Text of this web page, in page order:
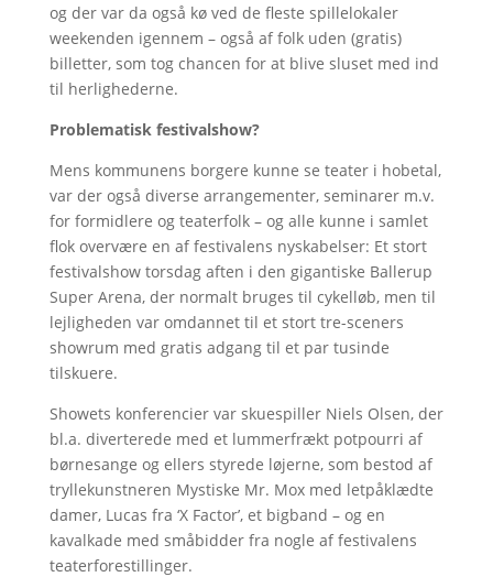
og der var da også kø ved de fleste spillelokaler
weekenden igennem – også af folk uden (gratis)
billetter, som tog chancen for at blive sluset med ind
til herlighederne.
Problematisk festivalshow?
Mens kommunens borgere kunne se teater i hobetal,
var der også diverse arrangementer, seminarer m.v.
for formidlere og teaterfolk – og alle kunne i samlet
flok overvære en af festivalens nyskabelser: Et stort
festivalshow torsdag aften i den gigantiske Ballerup
Super Arena, der normalt bruges til cykelløb, men til
lejligheden var omdannet til et stort tre-sceners
showrum med gratis adgang til et par tusinde
tilskuere.
Showets konferencier var skuespiller Niels Olsen, der
bl.a. diverterede med et lummerfrækt potpourri af
børnesange og ellers styrede løjerne, som bestod af
tryllekunstneren Mystiske Mr. Mox med letpåklædte
damer, Lucas fra ‘X Factor’, et bigband – og en
kavalkade med småbidder fra nogle af festivalens
teaterforestillinger.